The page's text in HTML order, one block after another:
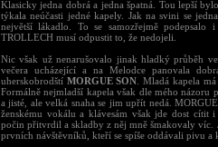
Klasicky jedna dobrá a jedna špatná. Tou lepší
týkala neúčasti jedné kapely. Jak na svini se
největší lákadlo. To se samozřejmě
TROLLECH musí odpustit to, že nedojeli.
Nic však už nenarušovalo jinak hladký průběh
večera ucházející a na Melodce panovala
uherskobrodští MORGUE SON . Mladá kapela
Formálně nejmladší kapela však dle mého názoru
a jisté, ale velká snaha se jim upřít nedá.
ženskému vokálu a klávesám však jde dost cítit
počin přitvrdil a skladby z něj mně šmakovaly
prvních návštěvníků, kteří se spíše oddávali pivu a